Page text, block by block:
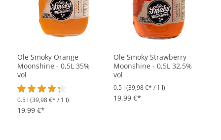
Ole Smoky Orange
Moonshine - 0,5L 35%
vol
Durchschnittliche Bewertung von 4.2 von 5 Sternen
0.5 l (39,98 €* / 1 l)
19,99 €*
Ole Smoky Strawberry
Moonshine - 0,5L 32,5%
vol
0.5 l (39,98 €* / 1 l)
19,99 €*